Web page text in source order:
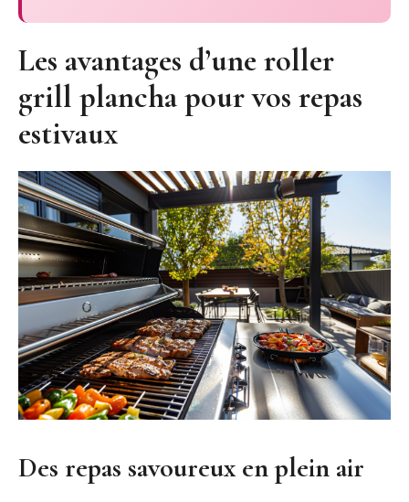
Les avantages d’une roller
grill plancha pour vos repas
estivaux
Des repas savoureux en plein air